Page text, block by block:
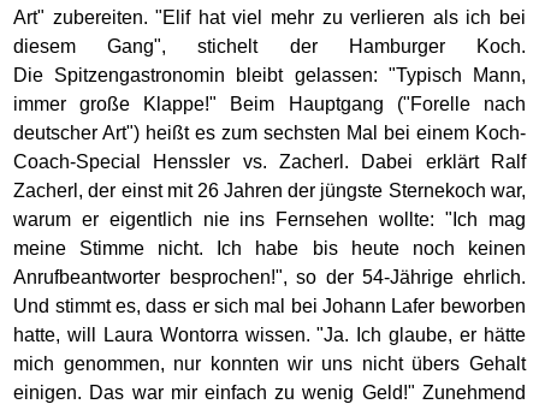
Art" zubereiten. "Elif hat viel mehr zu verlieren als ich bei
diesem Gang", stichelt der Hamburger Koch.
Die Spitzengastronomin bleibt gelassen: "Typisch Mann,
immer große Klappe!" Beim Hauptgang ("Forelle nach
deutscher Art") heißt es zum sechsten Mal bei einem Koch-
Coach-Special Henssler vs. Zacherl. Dabei erklärt Ralf
Zacherl, der einst mit 26 Jahren der jüngste Sternekoch war,
warum er eigentlich nie ins Fernsehen wollte: "Ich mag
meine Stimme nicht. Ich habe bis heute noch keinen
Anrufbeantworter besprochen!", so der 54-Jährige ehrlich.
Und stimmt es, dass er sich mal bei Johann Lafer beworben
hatte, will Laura Wontorra wissen. "Ja. Ich glaube, er hätte
mich genommen, nur konnten wir uns nicht übers Gehalt
einigen. Das war mir einfach zu wenig Geld!" Zunehmend